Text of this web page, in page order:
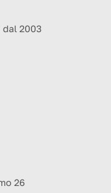
dal 2003
26